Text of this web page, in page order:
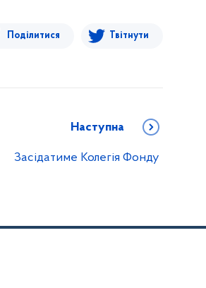
Поділитися Твітнути
Наступна
Засідатиме Колегія Фонду